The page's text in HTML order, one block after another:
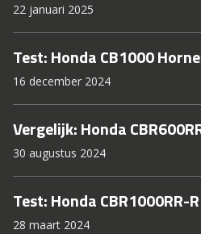
22 januari 2025
Test: Honda CB1000
16 december 2024
Vergelijk: Honda
30 augustus 2024
Test: Honda CBR1000RR-
28 maart 2024